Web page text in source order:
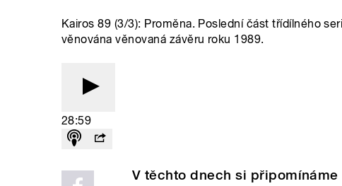
Kairos 89 (3/3): Proměna. Poslední část třídílného
věnována věnovaná závěru roku 1989.
28:59
V těchto dnech si